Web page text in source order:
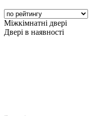
Міжкімнатні двері
Двері в наявності